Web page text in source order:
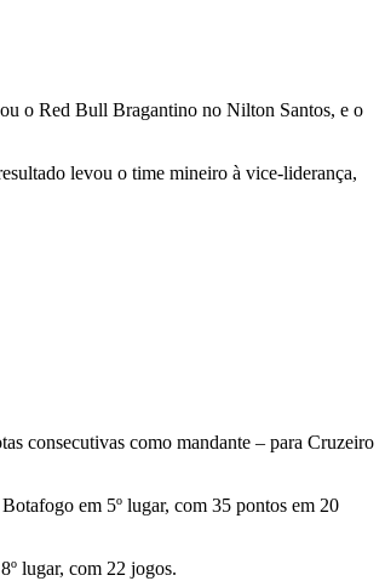
o Red Bull Bragantino no Nilton Santos, e o
levou o time mineiro à vice-liderança,
consecutivas como mandante – para Cruzeiro
em 5º lugar, com 35 pontos em 20
lugar, com 22 jogos.